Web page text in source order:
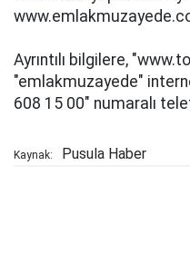
Ayrıntılı bilgilere,
"emlakmuzayede"
608 15 00" numaralı
Kaynak: Pusula Haber